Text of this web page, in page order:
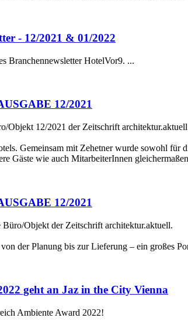
- 12/2021 & 01/2022
Branchennewsletter HotelVor9. ...
12/2021
Objekt 12/2021 der Zeitschrift
Gemeinsam mit Zehetner wurde sowohl
Gäste wie auch MitarbeiterInnen
12/2021
Büro/Objekt der Zeitschrift architektur.aktuell.
der Planung bis zur Lieferung – ein großes
geht an Jaz in the City Vienna
Ambiente Award 2022!